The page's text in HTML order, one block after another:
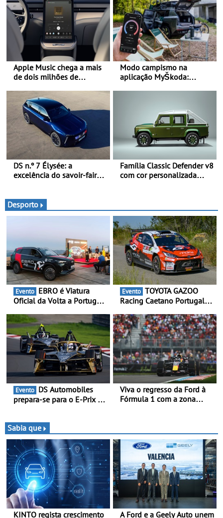
Apple Music chega a mais
de dois milhões de
Modo campismo na
aplicação MyŠkoda:
DS n.º 7 Élysée: a
excelência do savoir-faire
Francesa
Família Classic Defender v8
com cor personalizada
Desporto
Evento
Oficial da Volta a Portugal
presença nacional ao lado
da mítica prova de ciclismo
e leva a sua gama SUV
multi-energia às estradas
de Portugal
Evento
Racing Caetano Portugal
Rali da Madeira, com Pedro
Almeida e Kris Meeke
Evento
prepara-se para o E-Prix de
noturnas, uma estreia para
no campeonato
Viva o regresso da Ford à
Fórmula 1 com a zona
preço especial exclusivo de
400 €, para os três dias de
competição
Sabia que
KINTO regista crescimento
A Ford e a Geely Auto unem